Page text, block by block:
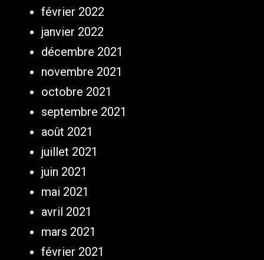
février 2022
janvier 2022
décembre 2021
novembre 2021
octobre 2021
septembre 2021
août 2021
juillet 2021
juin 2021
mai 2021
avril 2021
mars 2021
février 2021